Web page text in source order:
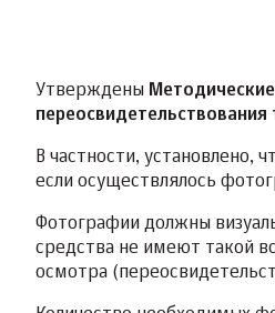
Утверждены
В частности, установлено,
если осуществлялось
Фотографии должны
средства не имеют такой
осмотра